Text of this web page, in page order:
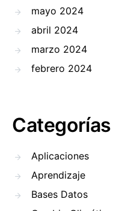
mayo 2024
abril 2024
marzo 2024
febrero 2024
Categorías
Aplicaciones
Aprendizaje
Bases Datos